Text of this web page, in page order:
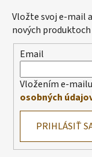
Vložte svoj e-mail
nových
Email
Vložením e-
osobných
PRIHLÁSIŤ